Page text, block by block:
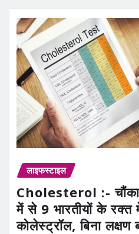
लाइफस्टाइल
Cholesterol :-
में से 9 भारतीयों के रक्त
कोलेस्ट्रॉल, बिना लक्षण